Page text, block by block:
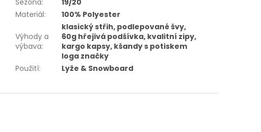
Sezóna:
19/20
Materiál: 100% Polyester
Výhody a
výbava:
klasický střih, podlepované švy,
60g hřejivá podšívka, kvalitní zipy,
kargo kapsy, kšandy s potiskem
loga značky
Použití: Lyže & Snowboard